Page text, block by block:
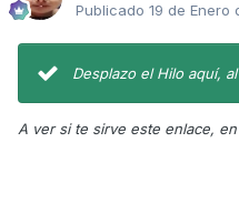
Publicado 19 de Enero
Desplazo el Hilo aquí,
A ver si te sirve este enlace,